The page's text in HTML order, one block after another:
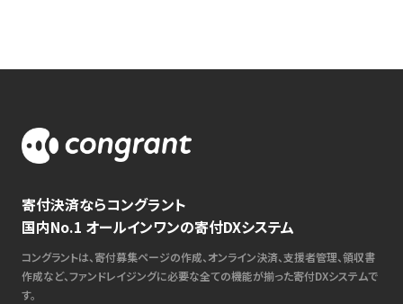
寄付決済ならコングラント
国内No.1 オールインワンの寄付DXシステム
コングラントは、寄付募集ページの作成、オンライン決済、支援者管理、領収書
作成など、ファンドレイジングに必要な全ての機能が揃った寄付DXシステムで
す。